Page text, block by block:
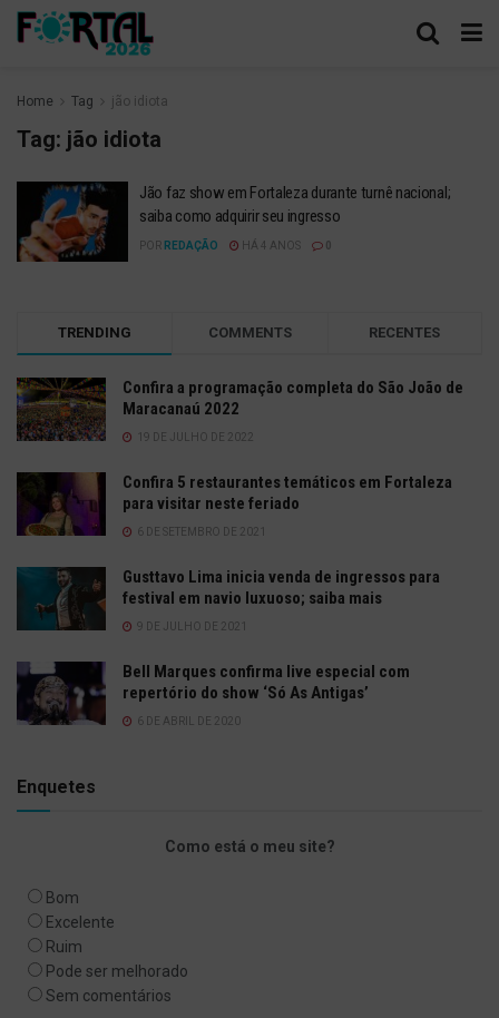
Home Tag jão idiota
Tag: jão idiota
Jão faz show em Fortaleza durante turnê nacional;
saiba como adquirir seu ingresso
POR REDAÇÃO HÁ 4 ANOS
TRENDING COMMENTS RECENTES
Confira a programação completa do São João de
Maracanaú 2022
19 DE JULHO DE 2022
Confira 5 restaurantes temáticos em Fortaleza
para visitar neste feriado
6 DE SETEMBRO DE 2021
Gusttavo Lima inicia venda de ingressos para
festival em navio luxuoso; saiba mais
9 DE JULHO DE 2021
Bell Marques confirma live especial com
repertório do show ‘Só As Antigas’
6 DE ABRIL DE 2020
Enquetes
Como está o meu site?
Bom
Excelente
Ruim
Pode ser melhorado
Sem comentários